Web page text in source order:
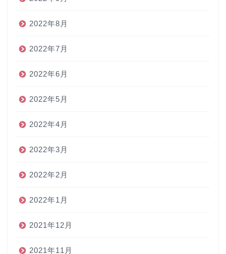
2022年8月
2022年7月
2022年6月
2022年5月
2022年4月
2022年3月
2022年2月
2022年1月
2021年12月
2021年11月